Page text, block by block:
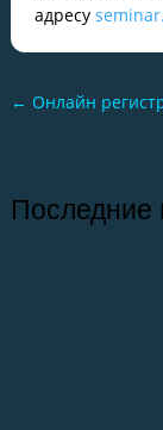
адресу
← Онлайн
Последние